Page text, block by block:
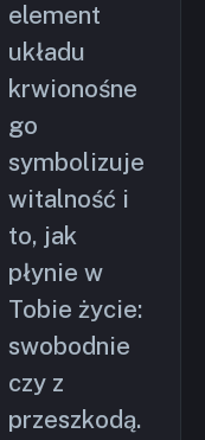
element
układu
krwionośne
go
symbolizuje
witalność i
to, jak
płynie w
Tobie życie:
swobodnie
czy z
przeszkodą.